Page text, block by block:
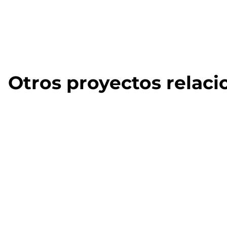
Otros proyectos